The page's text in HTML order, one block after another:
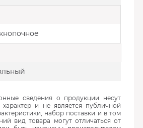
сведения о продукции несут
характер и не является публичной
набор поставки и в том
вид товара могут отличаться от